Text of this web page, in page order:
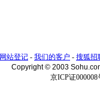
网站登记 - 我们的客户 - 搜狐招
Copyright © 2003
京ICP证